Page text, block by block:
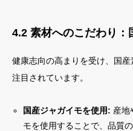
4.2 素材へのこだわり：
健康志向の高まりを受け、国
注目されています。
国産ジャガイモを使用: 産地
モを使用することで、品質